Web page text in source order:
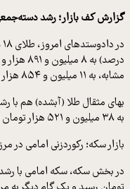
گزارش کف بازار؛ رشد
مشابه، به ۱۱ میلیون و ۸۵۴ هزار و ۷۰۰ تومان دست یافت.
به ۳۸ میلیون و ۵۲۱ هزار تومان صعود کرد و سقف روزانه خود را لمس کرد.
بازار سکه؛ رکوردزنی امامی در